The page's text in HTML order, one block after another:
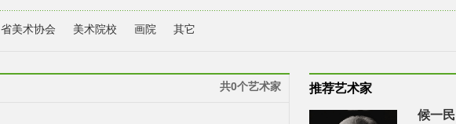
省美术协会 美术院校 画院 其它
共0个艺术家 推荐艺术家
候一民